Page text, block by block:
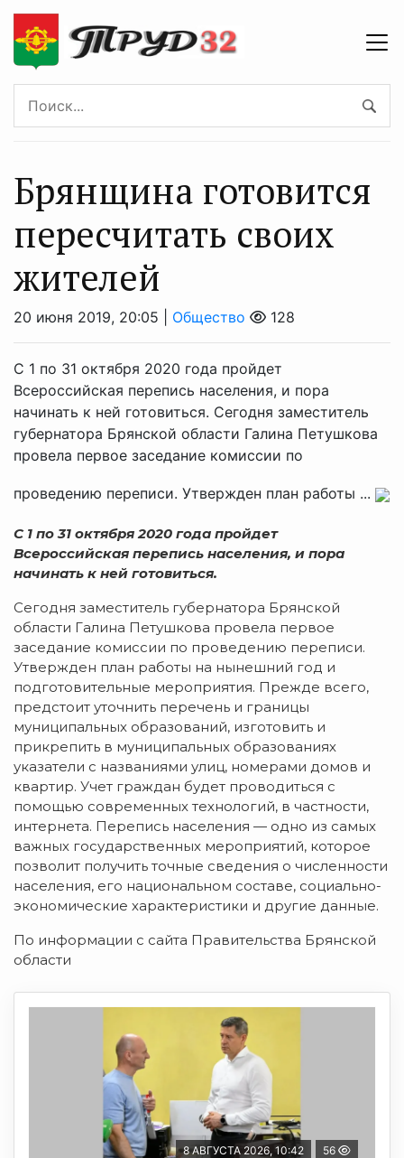
Брянщина готовится
пересчитать своих
жителей
20 июня 2019, 20:05 | Общество 128
С 1 по 31 октября 2020 года пройдет
Всероссийская перепись населения, и пора
начинать к ней готовиться. Сегодня заместитель
губернатора Брянской области Галина Петушкова
провела первое заседание комиссии по
проведению переписи. Утвержден план работы ...
С 1 по 31 октября 2020 года пройдет
Всероссийская перепись населения, и пора
начинать к ней готовиться.
Сегодня заместитель губернатора Брянской
области Галина Петушкова провела первое
заседание комиссии по проведению переписи.
Утвержден план работы на нынешний год и
подготовительные мероприятия. Прежде всего,
предстоит уточнить перечень и границы
муниципальных образований, изготовить и
прикрепить в муниципальных образованиях
указатели с названиями улиц, номерами домов и
квартир. Учет граждан будет проводиться с
помощью современных технологий, в частности,
интернета. Перепись населения — одно из самых
важных государственных мероприятий, которое
позволит получить точные сведения о численности
населения, его национальном составе, социально-
экономические характеристики и другие данные.
По информации с сайта Правительства Брянской
области
8 АВГУСТА 2026, 10:42 56